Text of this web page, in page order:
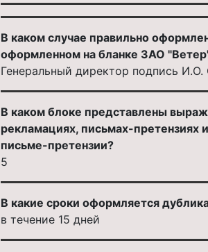
В каком случае правильно
оформленном на бланке ЗАО
Генеральный директор подпись
В каком блоке представлены
рекламациях, письмах-
письме-претензии?
5
В какие сроки оформляется
в течение 15 дней